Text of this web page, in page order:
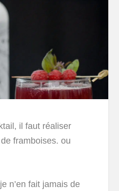
il faut réaliser
framboises. ou
n’en fait jamais de